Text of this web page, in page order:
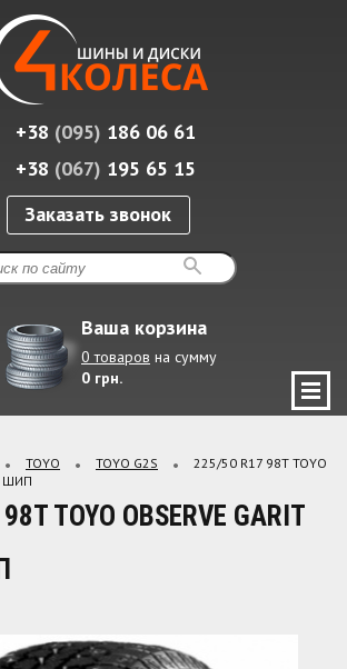
+38 (095) 186 06 61
+38 (067) 195 65 15
Заказать звонок
Ваша корзина
0 товаров на сумму
0 грн.
TOYO TOYO G2S
225/50 R17 98T TOYO
ШИП
TOYO OBSERVE GARIT